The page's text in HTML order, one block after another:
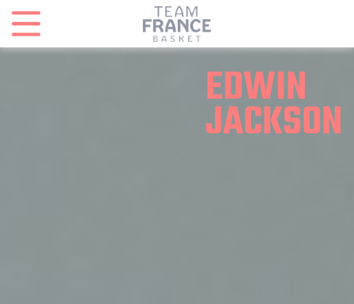
EDWIN
JACKSON
Panneau de gestion des cookies